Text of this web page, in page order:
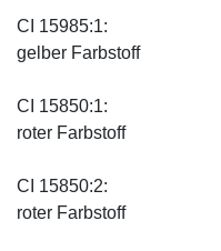
CI 15985:1:
gelber Farbstoff
CI 15850:1:
roter Farbstoff
CI 15850:2:
roter Farbstoff